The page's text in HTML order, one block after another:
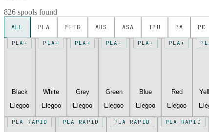
826 spools found
ALL PLA PETG ABS ASA TPU PA PC
PLA+
Black
Elegoo
PLA+
White
Elegoo
PLA+
Grey
Elegoo
PLA+
Green
Elegoo
PLA+
Blue
Elegoo
PLA+
Red
Elegoo
PLA RAPID PLA RAPID PLA RAPID PLA RAPID